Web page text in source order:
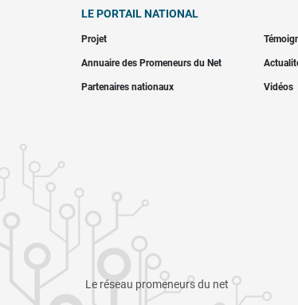
LE PORTAIL NATIONAL
Projet
Annuaire des Promeneurs du Net
Partenaires nationaux Vidéos
Le réseau promeneurs du net